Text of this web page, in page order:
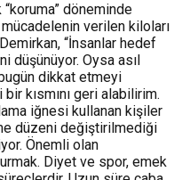
döneminde
verilen kiloları
“İnsanlar hedef
düşünüyor. Oysa asıl
dikkat etmeyi
kısmını geri alabilirim.
iğnesi kullanan kişiler
düzeni değiştirilmediği
Önemli olan
Diyet ve spor, emek